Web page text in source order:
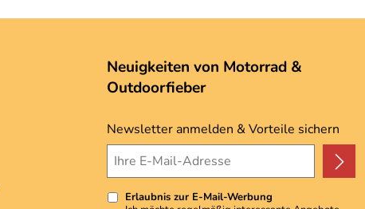
Neuigkeiten von Motorrad &
Outdoorfieber
Newsletter anmelden & Vorteile sichern
Erlaubnis zur E-Mail-Werbung